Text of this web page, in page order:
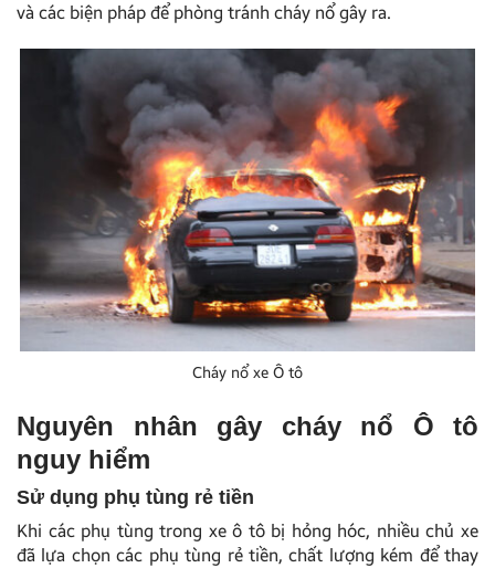
và các biện pháp để phòng tránh cháy nổ gây ra.
Cháy nổ xe Ô tô
Nguyên nhân gây cháy nổ Ô tô
nguy hiểm
Sử dụng phụ tùng rẻ tiền
Khi các phụ tùng trong xe ô tô bị hỏng hóc, nhiều chủ xe
đã lựa chọn các phụ tùng rẻ tiền, chất lượng kém để thay